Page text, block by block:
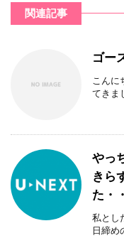
関連記事
ゴー
こんに
てきま
やっ
きら
た・
私とし
日締め